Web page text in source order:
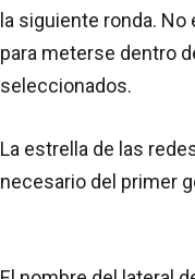
la siguiente ronda.
para meterse dentro
seleccionados.
La estrella de las
necesario del primer